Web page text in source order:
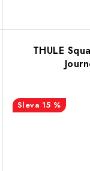
THULE
15 %